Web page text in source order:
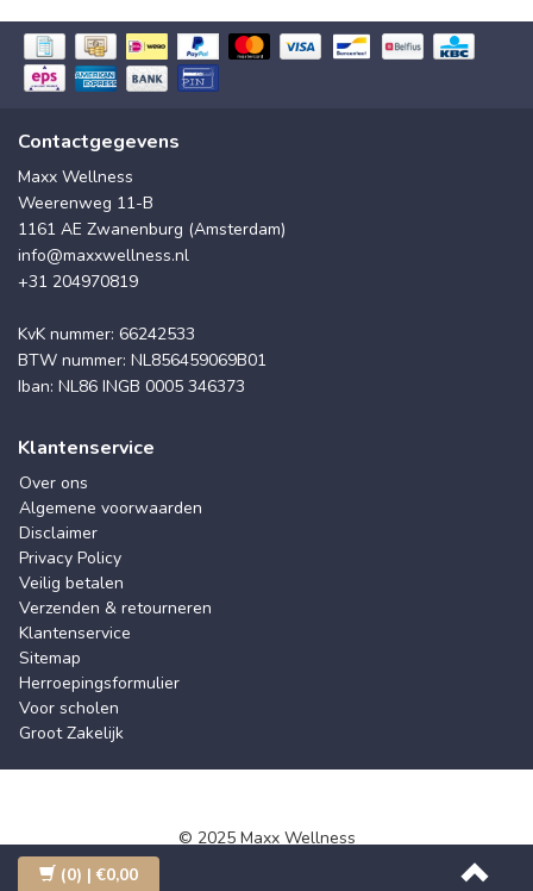
Contactgegevens
Maxx Wellness
Weerenweg 11-B
1161 AE Zwanenburg (Amsterdam)
info@maxxwellness.nl
+31 204970819
KvK nummer: 66242533
BTW nummer: NL856459069B01
Iban: NL86 INGB 0005 346373
Klantenservice
Over ons
Algemene voorwaarden
Disclaimer
Privacy Policy
Veilig betalen
Verzenden & retourneren
Klantenservice
Sitemap
Herroepingsformulier
Voor scholen
Groot Zakelijk
© 2025 Maxx Wellness
(0) | €0,00